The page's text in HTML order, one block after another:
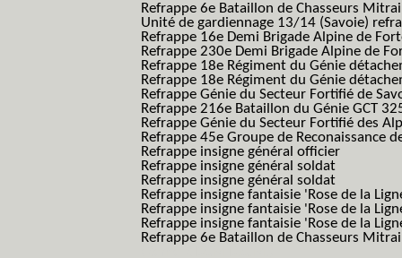
Refrappe 6e Bataillon de Chasseurs
Unité de gardiennage 13/14 (Savoie)
Refrappe 16e Demi Brigade Alpine de
Refrappe 230e Demi Brigade Alpine de
Refrappe 18e Régiment du Génie
Refrappe 18e Régiment du Génie
Refrappe Génie du Secteur Fortifié de
Refrappe 216e Bataillon du Génie GCT
Refrappe Génie du Secteur Fortifié des
Refrappe 45e Groupe de Reconaissance
Refrappe insigne général officier
Refrappe insigne général soldat
Refrappe insigne général soldat
Refrappe insigne fantaisie 'Rose de la
Refrappe insigne fantaisie 'Rose de la
Refrappe insigne fantaisie 'Rose de la
Refrappe 6e Bataillon de Chasseurs